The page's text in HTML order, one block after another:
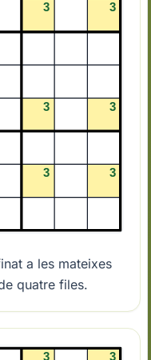
a les mateixes
quatre files.